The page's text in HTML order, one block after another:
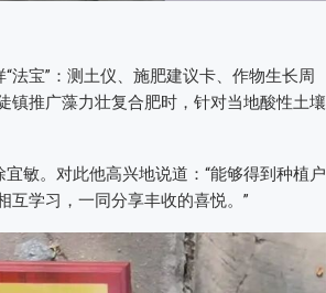
法宝”：测土仪、施肥建议卡、作物生长周
镇推广藻力壮复合肥时，针对当地酸性土壤
敏。对此他高兴地说道：“能够得到种植户
互学习，一同分享丰收的喜悦。”